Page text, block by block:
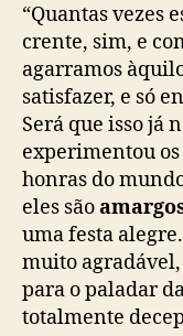
“Quantas vezes
crente, sim, e
agarramos à
satisfazer, e só
Será que isso já
experimentou os
honras do
eles são
uma festa alegre
muito agradável,
para opaladar
totalmente